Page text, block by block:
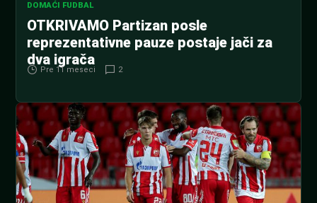
DOMAĆI FUDBAL
OTKRIVAMO Partizan posle
reprezentativne pauze postaje jači za
dva igrača
Pre 11 meseci 2